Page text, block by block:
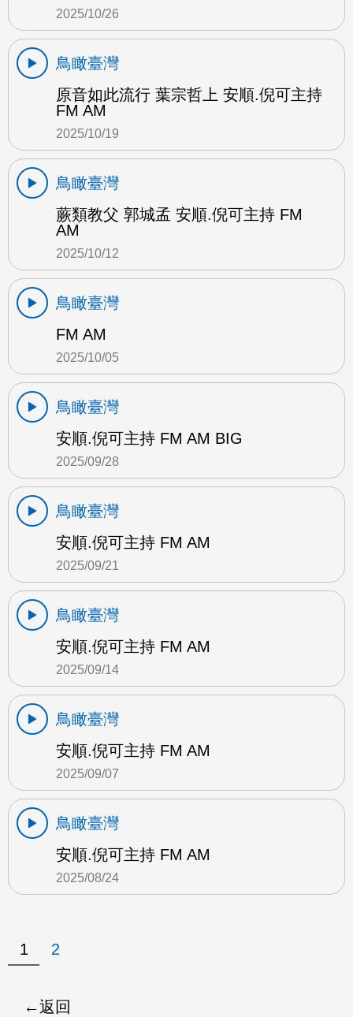
2025/10/26
鳥瞰臺灣
原音如此流行 葉宗哲上 安順.倪可主持
FM AM
2025/10/19
鳥瞰臺灣
蕨類教父 郭城孟 安順.倪可主持 FM
AM
2025/10/12
鳥瞰臺灣
FM AM
2025/10/05
鳥瞰臺灣
安順.倪可主持 FM AM BIG
2025/09/28
鳥瞰臺灣
安順.倪可主持 FM AM
2025/09/21
鳥瞰臺灣
安順.倪可主持 FM AM
2025/09/14
鳥瞰臺灣
安順.倪可主持 FM AM
2025/09/07
鳥瞰臺灣
安順.倪可主持 FM AM
2025/08/24
1 2
返回